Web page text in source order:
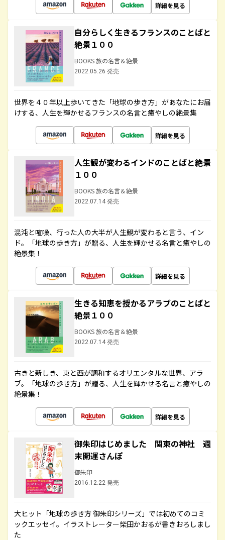
詳細を見る
自分らしく生きるフランスのことばと
絶景１００
BOOKS 旅の名言＆絶景
2022.05.26 発売
世界を４０年以上歩いてきた「地球の歩き方」があなたにお届
けする、人生を輝かせるフランスの名言と癒やしの絶景集
詳細を見る
人生観が変わるインドのことばと絶景
１００
BOOKS 旅の名言＆絶景
2022.07.14 発売
混沌と喧噪、行った人の大半が人生観が変わると言う、イン
ド。「地球の歩き方」が贈る、人生を輝かせる名言と癒やしの
絶景集！
詳細を見る
生きる知恵を授かるアラブのことばと
絶景１００
BOOKS 旅の名言＆絶景
2022.07.14 発売
古きと新しき、東と西が調和するオリエンタルな世界、アラ
ブ。「地球の歩き方」が贈る、人生を輝かせる名言と癒やしの
絶景集！
詳細を見る
御朱印はじめました 関東の神社 週
末開運さんぽ
御朱印
2016.12.22 発売
大ヒット「地球の歩き方 御朱印シリーズ」では初めてのコミ
ックエッセイ。イラストレーター柴田かおるが書きおろしまし
た